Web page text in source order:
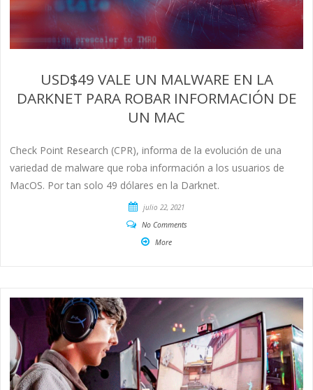
USD$49 VALE UN MALWARE EN LA
DARKNET PARA ROBAR INFORMACIÓN DE
UN MAC
Check Point Research (CPR), informa de la evolución de una
variedad de malware que roba información a los usuarios de
MacOS. Por tan solo 49 dólares en la Darknet.
julio 22, 2021
No Comments
More